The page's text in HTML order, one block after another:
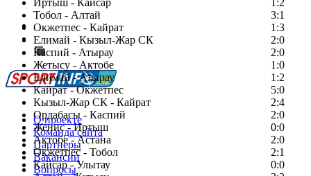
Иртыш - Кайсар
1:2
Тобол - Алтай
3:1
Окжетпес - Кайрат
1:3
Елимай - Кызыл-Жар СК
2:0
Каспий - Атырау
2:0
Жетысу - Актобе
1:0
Елимай - Атырау
1:2
Кайрат - Окжетпес
5:0
Кызыл-Жар СК - Кайрат
2:4
Ордабасы - Каспий
2:0
Женис - Иртыш
0:0
Актобе - Астана
2:0
Окжетпес - Тобол
2:1
Кайсар - Улытау
0:0
Есть идея?
Сообщить о мероприятии
Перейти на старый сайт
О проекте
Команда сайта
Партнеры
Вакансии
Вопросы